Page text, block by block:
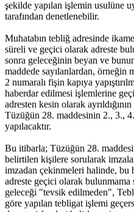
şekilde yapılan işlemin usulüne
tarafından denetlenebilir.
Muhatabın tebliğ adresinde
süreli ve geçici olarak adreste
sonra geleceğinin beyan ve
maddede sayılanlardan, örneğin
2 numaralı fişin kapıya
haberdar edilmesi işlemlerine
adresten kesin olarak
Tüzüğün 28. maddesinin 2., 3.,
yapılacaktır.
Bu itibarla; Tüzüğün 28.
belirtilen kişilere sorularak
imzadan çekinmeleri halinde, bu
adreste geçici olarak bulunmama
geleceği "tevsik edilmeden",
göre yapılan tebligat işlemi